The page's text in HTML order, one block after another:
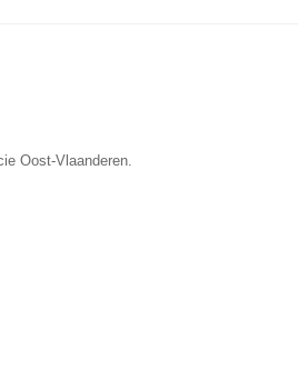
Oost-Vlaanderen.